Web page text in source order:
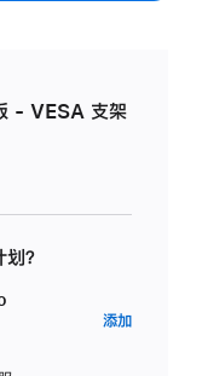
- VESA 支架
？
添加